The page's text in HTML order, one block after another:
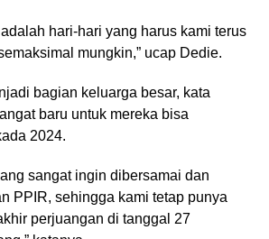
hari-hari yang harus kami terus
mungkin,” ucap Dedie.
bagian keluarga besar, kata
baru untuk mereka bisa
2024.
sangat ingin dibersamai dan
PPIR, sehingga kami tetap punya
perjuangan di tanggal 27